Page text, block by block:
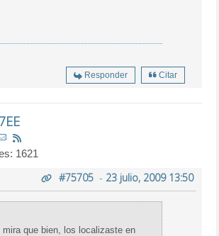
Responder Citar
1621
#75705- 23 julio, 2009 13:50
que bien, los localizaste en